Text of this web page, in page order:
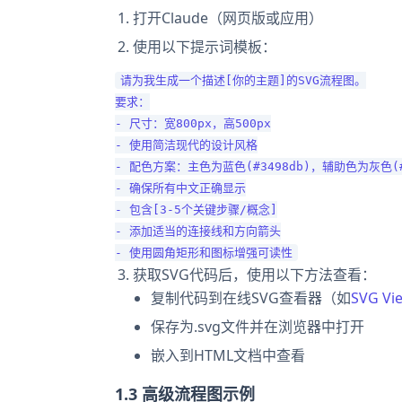
打开Claude（网页版或应用）
使用以下提示词模板：
请为我生成一个描述[你的主题]的SVG流程图。
要求：
- 尺寸：宽800px，高500px
- 使用简洁现代的设计风格
- 配色方案：主色为蓝色(#3498db)，辅助色为灰色
- 确保所有中文正确显示
- 包含[3-5个关键步骤/概念]
- 添加适当的连接线和方向箭头
获取SVG代码后，使用以下方法查看：
复制代码到在线SVG查看器（如SVG
保存为.svg文件并在浏览器中打开
嵌入到HTML文档中查看
1.3 高级流程图示例